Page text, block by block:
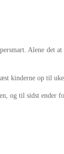
Alene det
kinderne op til
og til sidst ender